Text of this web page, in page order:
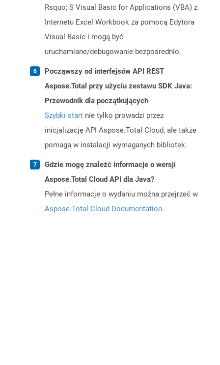
Rsquo; S Visual Basic for Applications (VBA) z
Internetu Excel Workbook za pomocą Edytora
Visual Basic i mogą być
uruchamiane/debugowanie bezpośrednio.
Począwszy od interfejsów API REST
Aspose.Total przy użyciu zestawu SDK Java:
Przewodnik dla początkujących
Szybki start nie tylko prowadzi przez
inicjalizację API Aspose.Total Cloud, ale także
pomaga w instalacji wymaganych bibliotek.
Gdzie mogę znaleźć informacje o wersji
Aspose.Total Cloud API dla Java?
Pełne informacje o wydaniu można przejrzeć w
Aspose.Total Cloud Documentation.